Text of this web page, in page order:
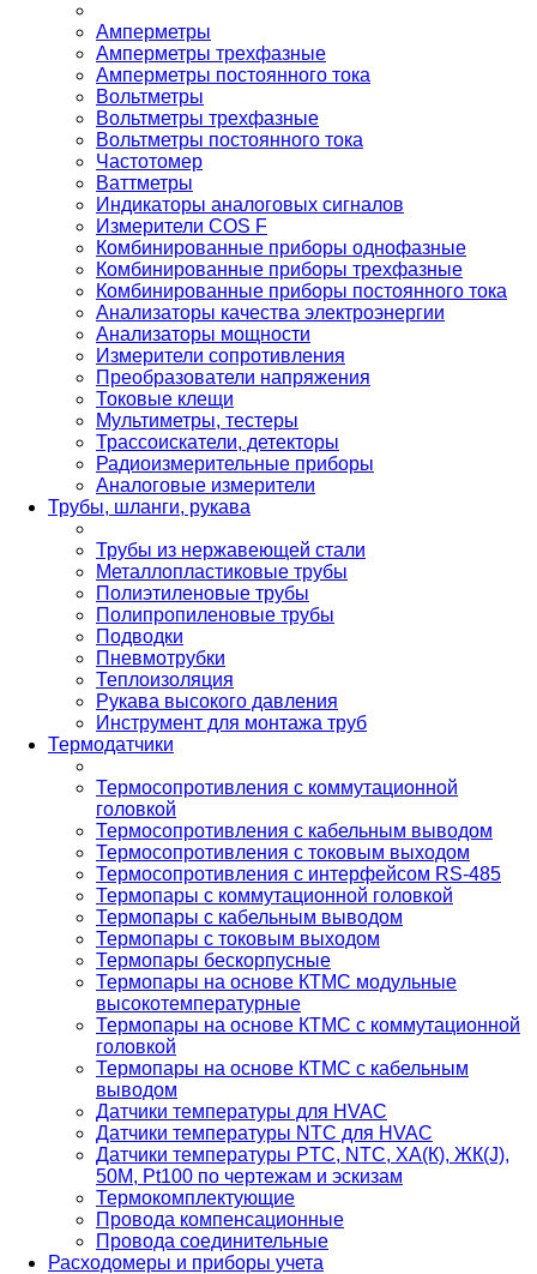
Амперметры
Амперметры трехфазные
Амперметры постоянного тока
Вольтметры
Вольтметры трехфазные
Вольтметры постоянного тока
Частотомер
Ваттметры
Индикаторы аналоговых сигналов
Измерители COS F
Комбинированные приборы однофазные
Комбинированные приборы трехфазные
Комбинированные приборы постоянного тока
Анализаторы качества электроэнергии
Анализаторы мощности
Измерители сопротивления
Преобразователи напряжения
Токовые клещи
Мультиметры, тестеры
Трассоискатели, детекторы
Радиоизмерительные приборы
Аналоговые измерители
Трубы, шланги, рукава
Трубы из нержавеющей стали
Металлопластиковые трубы
Полиэтиленовые трубы
Полипропиленовые трубы
Подводки
Пневмотрубки
Теплоизоляция
Рукава высокого давления
Инструмент для монтажа труб
Термодатчики
Термосопротивления с коммутационной
головкой
Термосопротивления с кабельным выводом
Термосопротивления с токовым выходом
Термосопротивления с интерфейсом RS-485
Термопары с коммутационной головкой
Термопары с кабельным выводом
Термопары с токовым выходом
Термопары бескорпусные
Термопары на основе КТМС модульные
высокотемпературные
Термопары на основе КТМС с коммутационной
головкой
Термопары на основе КТМС с кабельным
выводом
Датчики температуры для HVAC
Датчики температуры NTC для HVAC
Датчики температуры PTС, NTC, ХА(К), ЖК(J),
50М, Pt100 по чертежам и эскизам
Термокомплектующие
Провода компенсационные
Провода соединительные
Расходомеры и приборы учета